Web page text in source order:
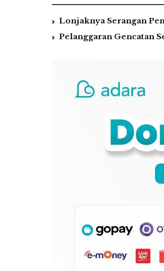
Lonjaknya Serangan
Pelanggaran Gencatan